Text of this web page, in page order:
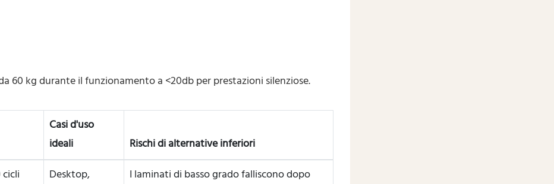
60 kg durante il funzionamento a <20db per prestazioni silenziose.
Casi d'uso
ideali
Rischi di alternative inferiori
Desktop,
I laminati di basso grado falliscono dopo